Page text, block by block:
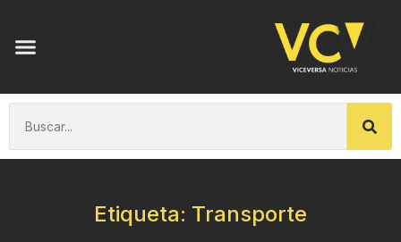
Etiqueta: Transporte